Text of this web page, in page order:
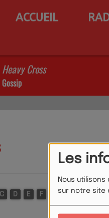
Les
Nous
sur notre site
ACCUEIL
Heavy Cross
Gossip
C D E F H I J K